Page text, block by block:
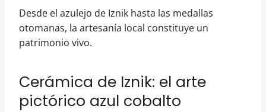
Desde el azulejo de Iznik hasta las medallas
otomanas, la artesanía local constituye un
patrimonio vivo.
Cerámica de Iznik: el arte
pictórico azul cobalto